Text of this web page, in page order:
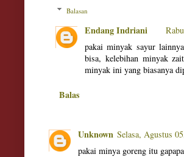
Balasan
Endang Indriani
pakai minyak sayur
bisa, kelebihan minyak
minyak ini yang biasanya
Balas
Unknown Selasa, Agustus
pakai minya goreng itu